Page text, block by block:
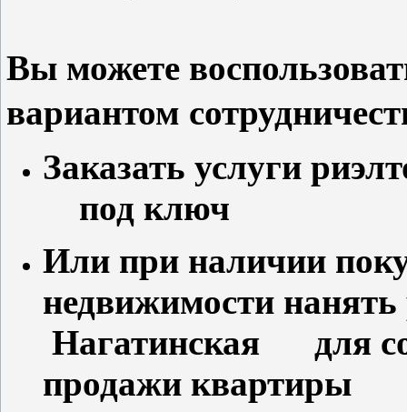
Вы можете
вариантом
Заказать услуги
под ключ
Или при наличии
недвижимости
Нагатинская для
продажи квартиры